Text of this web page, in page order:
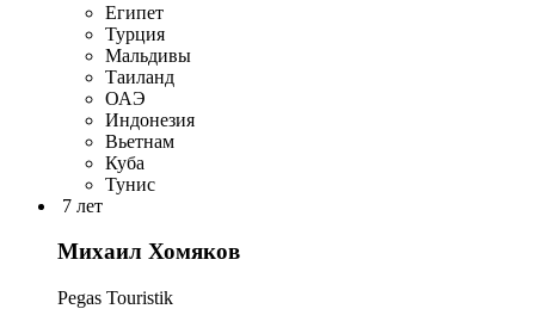
Египет
Турция
Мальдивы
Таиланд
ОАЭ
Индонезия
Вьетнам
Куба
Тунис
7 лет
Михаил Хомяков
Pegas Touristik